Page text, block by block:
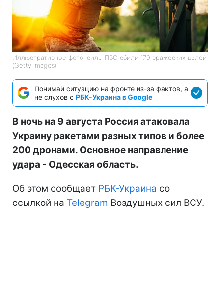
Иллюстративное фото: силы ПВО сбили 179 вражеских целей
(Getty Images)
Понимай ситуацию на фронте из-за фактов, а
не слухов с РБК-Украина в Google
В ночь на 9 августа Россия атаковала
Украину ракетами разных типов и более
200 дронами. Основное направление
удара - Одесская область.
Об этом сообщает РБК-Украина со
ссылкой на Telegram Воздушных сил ВСУ.